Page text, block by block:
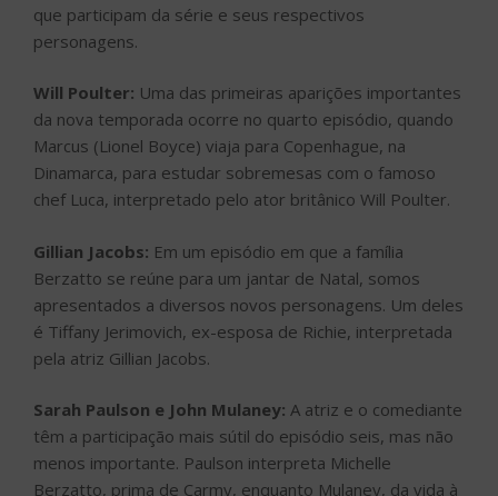
que participam da série e seus respectivos
personagens.
Will Poulter: Uma das primeiras aparições importantes
da nova temporada ocorre no quarto episódio, quando
Marcus (Lionel Boyce) viaja para Copenhague, na
Dinamarca, para estudar sobremesas com o famoso
chef Luca, interpretado pelo ator britânico Will Poulter.
Gillian Jacobs: Em um episódio em que a família
Berzatto se reúne para um jantar de Natal, somos
apresentados a diversos novos personagens. Um deles
é Tiffany Jerimovich, ex-esposa de Richie, interpretada
pela atriz Gillian Jacobs.
Sarah Paulson e John Mulaney: A atriz e o comediante
têm a participação mais sútil do episódio seis, mas não
menos importante. Paulson interpreta Michelle
Berzatto, prima de Carmy, enquanto Mulaney, da vida à